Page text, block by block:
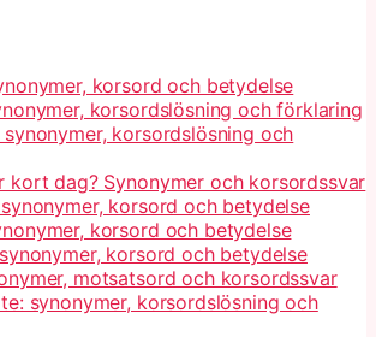
korsord och betydelse
korsordslösning och förklaring
synonymer, korsordslösning och
kort dag? Synonymer och korsordssvar
korsord och betydelse
korsord och betydelse
korsord och betydelse
motsatsord och korsordssvar
synonymer, korsordslösning och